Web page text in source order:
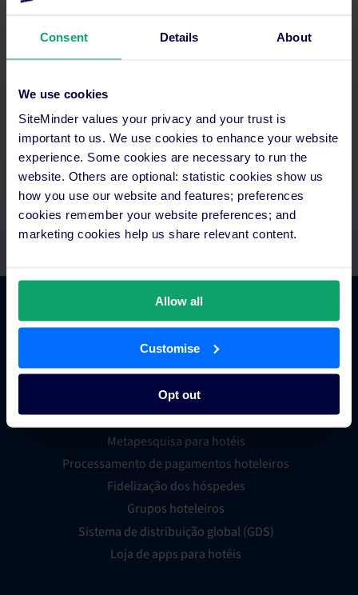
Consent Details About
We use cookies
SiteMinder values your privacy and your trust is
important to us. We use cookies to enhance your website
experience. Some cookies are necessary to run the
website. Others are optional: statistic cookies show us
how you use our website and features; preferences
cookies remember your website preferences; and
marketing cookies help us share relevant content.
Allow all
Customise
Opt out
Aceda a tudo num só lugar. Configure pagamentos
automatizados e integre com a sua tecnologia existente.
Equipas exclusivas de assistência e integração.
Comércio hoteleiro
Gestor de canais para hotéis
Sistema de reservas hoteleiras
Inteligência empresarial hoteleira
Metapesquisa para hotéis
Processamento de pagamentos hoteleiros
Fidelização dos hóspedes
Grupos hoteleiros
Sistema de distribuição global (GDS)
Loja de apps para hotéis